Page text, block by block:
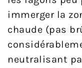
immerger la
chaude (pas
neutralisant